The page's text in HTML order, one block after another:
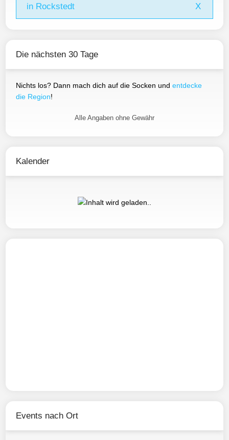
in Rockstedt X
Die nächsten 30 Tage
Nichts los? Dann mach dich auf die Socken und entdecke
die Region!
Alle Angaben ohne Gewähr
Kalender
Events nach Ort